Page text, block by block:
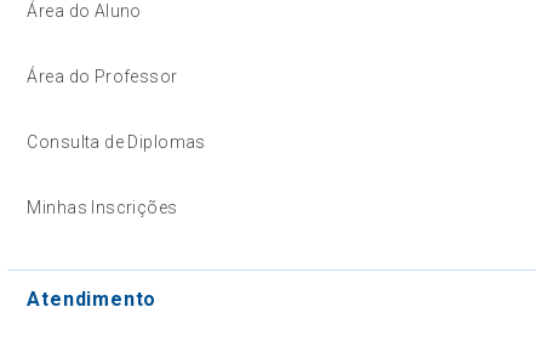
Área do Aluno
Área do Professor
Consulta de Diplomas
Minhas Inscrições
Atendimento